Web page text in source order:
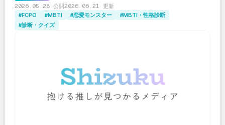
2026.05.28 公開2026.06.21 更新
#FCPO
#MBTI #恋愛モンスター
#MBTI・性格診断
#診断・クイズ